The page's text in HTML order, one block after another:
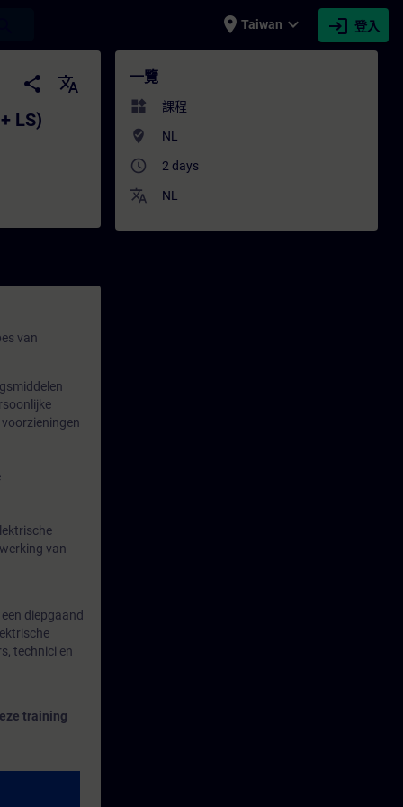
place Taiwan expand_more login 登入
- 培訓 - 專業發展 | SITRAIN
share
translate
LS)
van
van
diepgaand
technici en
training
一覽
widgets 課程
where_to_vote NL
access_time 2 days
translate NL